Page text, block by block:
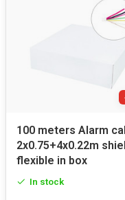
100 meters Alarm
2x0.75+4x0.22m
flexible in box
In stock